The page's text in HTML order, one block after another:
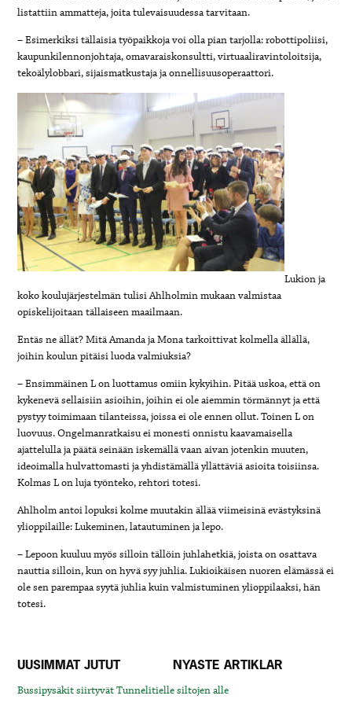
listattiin ammatteja, joita tulevaisuudessa tarvitaan.
– Esimerkiksi tällaisia työpaikkoja voi olla pian tarjolla: robottipoliisi,
kaupunkilennonjohtaja, omavaraiskonsultti, virtuaaliravintoloitsija,
tekoälylobbari, sijaismatkustaja ja onnellisuusoperaattori.
Lukion ja
koko koulujärjestelmän tulisi Ahlholmin mukaan valmistaa
opiskelijoitaan tällaiseen maailmaan.
Entäs ne ällät? Mitä Amanda ja Mona tarkoittivat kolmella ällällä,
joihin koulun pitäisi luoda valmiuksia?
– Ensimmäinen L on luottamus omiin kykyihin. Pitää uskoa, että on
kykenevä sellaisiin asioihin, joihin ei ole aiemmin törmännyt ja että
pystyy toimimaan tilanteissa, joissa ei ole ennen ollut. Toinen L on
luovuus. Ongelmanratkaisu ei monesti onnistu kaavamaisella
ajattelulla ja päätä seinään iskemällä vaan aivan jotenkin muuten,
ideoimalla hulvattomasti ja yhdistämällä yllättäviä asioita toisiinsa.
Kolmas L on luja työnteko, rehtori totesi.
Ahlholm antoi lopuksi kolme muutakin ällää viimeisinä evästyksinä
ylioppilaille: Lukeminen, latautuminen ja lepo.
– Lepoon kuuluu myös silloin tällöin juhlahetkiä, joista on osattava
nauttia silloin, kun on hyvä syy juhlia. Lukioikäisen nuoren elämässä ei
ole sen parempaa syytä juhlia kuin valmistuminen ylioppilaaksi, hän
totesi.
UUSIMMAT JUTUT NYASTE ARTIKLAR
Bussipysäkit siirtyvät Tunnelitielle siltojen alle